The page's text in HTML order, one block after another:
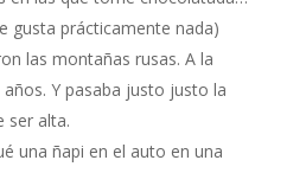
gusta prácticamente nada)
las montañas rusas. A la
Y pasaba justo justo la
ser alta.
una ñapi en el auto en una